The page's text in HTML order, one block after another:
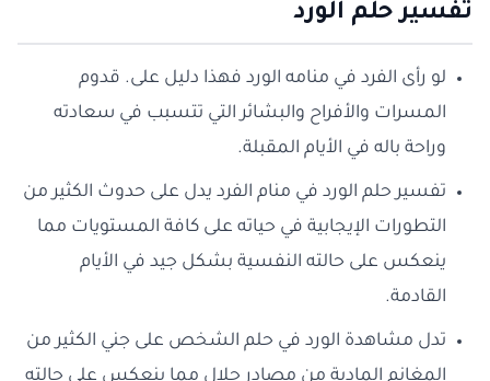
تفسير حلم الورد
لو رأى الفرد في منامه الورد فهذا دليل على. قدوم
المسرات والأفراح والبشائر التي تتسبب في سعادته
وراحة باله في الأيام المقبلة.
تفسير حلم الورد في منام الفرد يدل على حدوث الكثير من
التطورات الإيجابية في حياته على كافة المستويات مما
ينعكس على حالته النفسية بشكل جيد في الأيام
القادمة.
تدل مشاهدة الورد في حلم الشخص على جني الكثير من
المغانم المادية من مصادر حلال مما ينعكس على حالته